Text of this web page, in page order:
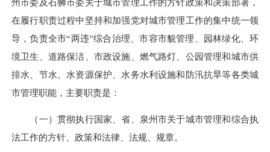
州市委及石狮市委关于城市管理工作的方针政策和决策部署，
在履行职责过程中坚持和加强党对城市管理工作的集中统一领
导，负责全市“两违”综合治理、市容市貌管理、园林绿化、环
境卫生、道路保洁、市政设施、燃气路灯、公园管理和城市供
排水、节水、水资源保护、水务水利设施和防汛抗旱等各类城
市管理职能，主要职责是：
（一） 贯彻执行国家、省、泉州市关于城市管理和综合执
法工作的方针、政策和法律、法规、规章。